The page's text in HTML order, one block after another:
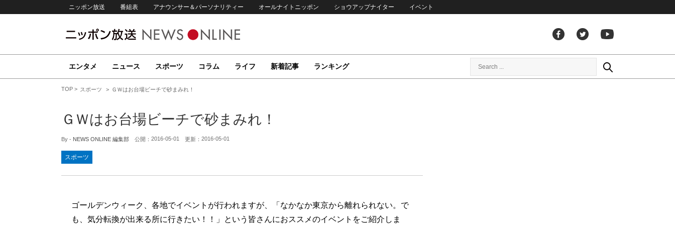
ニッポン放送 番組表 アナウンサー＆パーソナリティー オールナイトニッポン ショウアップナイター イベント
エンタメ ニュース スポーツ コラム ライフ 新着記事 ランキング
TOP スポーツ ＧＷはお台場ビーチで砂まみれ！
ＧＷはお台場ビーチで砂まみれ！
By - NEWS ONLINE 編集部 公開： 2016-05-01 更新： 2016-05-01
スポーツ
ゴールデンウィーク、各地でイベントが行われますが、「なかなか東京から離れられない。で
も、気分転換が出来る所に行きたい！！」という皆さんにおススメのイベントをご紹介しま